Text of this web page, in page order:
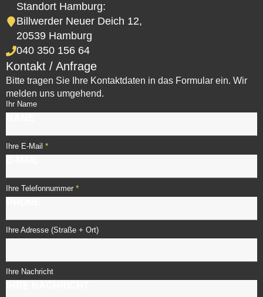
Standort Hamburg:
Billwerder Neuer Deich 12,
20539 Hamburg
040 350 156 64
Kontakt / Anfrage
Bitte tragen Sie Ihre Kontaktdaten in das Formular ein. Wir
melden uns umgehend.
Ihr Name
Ihre E-Mail *
Ihre Telefonnummer *
Ihre Adresse (Straße + Ort)
Ihre Nachricht